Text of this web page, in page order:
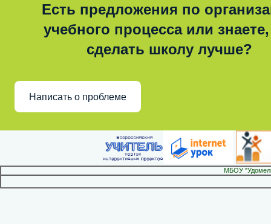
Есть предложения по
учебного процесса или знаете,
сделать школу лучше?
Написать о проблеме
МБОУ